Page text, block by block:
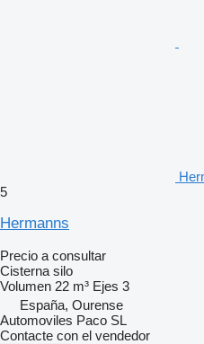
5
Hermanns
Precio a consultar
Cisterna silo
Volumen 22 m³ Ejes 3
España, Ourense
Automoviles Paco SL
Contacte con el vendedor